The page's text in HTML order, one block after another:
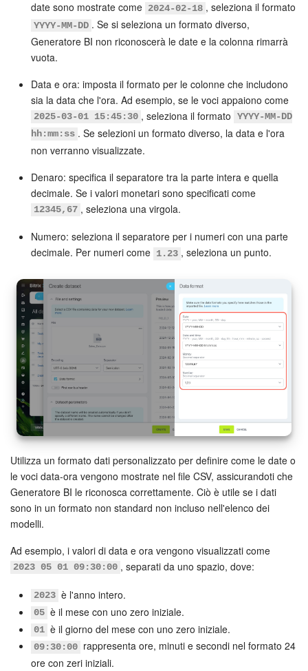
INIZIA GRATIS
date sono mostrate come 2024-02-18 , seleziona il formato
YYYY-MM-DD . Se si seleziona un formato diverso,
Generatore BI non riconoscerà le date e la colonna rimarrà
vuota.
Data e ora: imposta il formato per le colonne che includono
sia la data che l'ora. Ad esempio, se le voci appaiono come
2025-03-01 15:45:30 , seleziona il formato
YYYY-MM-DD
hh:mm:ss . Se selezioni un formato diverso, la data e l'ora
non verranno visualizzate.
Denaro: specifica il separatore tra la parte intera e quella
decimale. Se i valori monetari sono specificati come
12345,67 , seleziona una virgola.
Numero: seleziona il separatore per i numeri con una parte
decimale. Per numeri come 1.23 , seleziona un punto.
Utilizza un formato dati personalizzato per definire come le date o
le voci data-ora vengono mostrate nel file CSV, assicurandoti che
Generatore BI le riconosca correttamente. Ciò è utile se i dati
sono in un formato non standard non incluso nell'elenco dei
modelli.
Ad esempio, i valori di data e ora vengono visualizzati come
2023 05 01 09:30:00 , separati da uno spazio, dove:
2023 è l'anno intero.
05 è il mese con uno zero iniziale.
01 è il giorno del mese con uno zero iniziale.
09:30:00 rappresenta ore, minuti e secondi nel formato 24
ore con zeri iniziali.